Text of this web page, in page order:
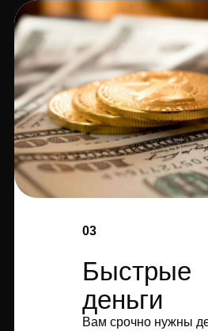
03
Быстрые
деньги
Вам срочно нужны